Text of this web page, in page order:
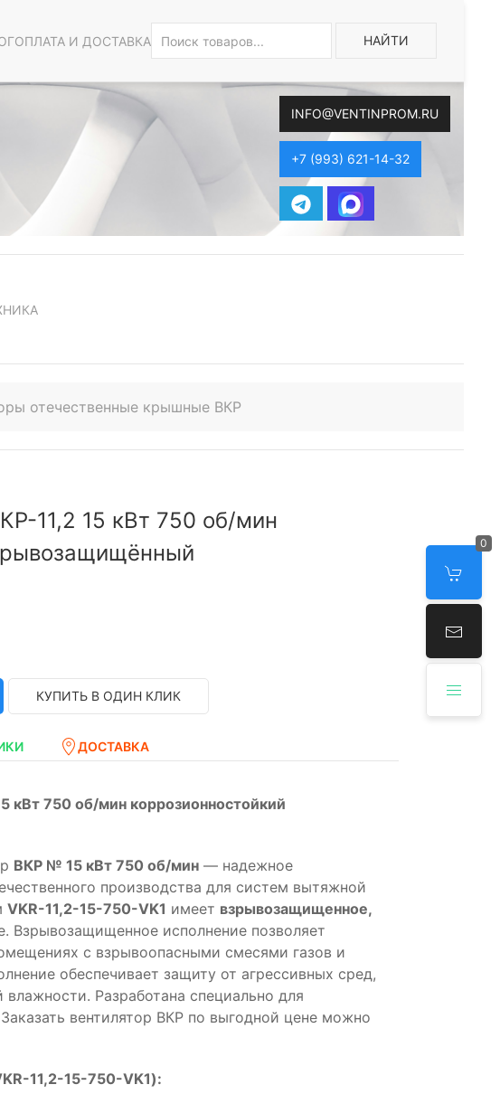
ОПЛАТА И ДОСТАВКА НАЙТИ
INFO@VENTINPROM.RU
+7 (993) 621-14-32
0
отечественные крышные ВКР
11,2 15 кВт 750 об/мин
КУПИТЬ В ОДИН КЛИК
ДОСТАВКА
кВт 750 об/мин коррозионностойкий
ВКР № 15 кВт 750 об/мин — надежное
производства для систем вытяжной
VKR-11,2-15-750-VK1 имеет взрывозащищенное,
Взрывозащищенное исполнение позволяет
с взрывоопасными смесями газов и
обеспечивает защиту от агрессивных сред,
Разработана специально для
вентилятор ВКР по выгодной цене можно
11,2-15-750-VK1):